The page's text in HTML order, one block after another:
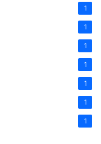
1
1
1
1
1
1
1